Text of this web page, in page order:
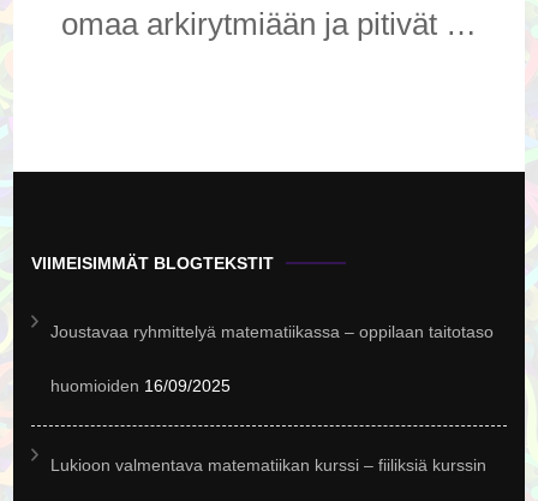
omaa arkirytmiään ja pitivät …
VIIMEISIMMÄT BLOGTEKSTIT
Joustavaa ryhmittelyä matematiikassa – oppilaan taitotaso
huomioiden 16/09/2025
Lukioon valmentava matematiikan kurssi – fiiliksiä kurssin